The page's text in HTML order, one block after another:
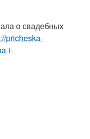
о свадебных
pricheska-
i-